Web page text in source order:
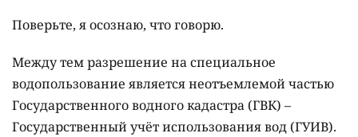
Поверьте, я осознаю, что говорю.
Между тем разрешение на специальное
водопользование является неотъемлемой частью
Государственного водного кадастра (ГВК) –
Государственный учёт использования вод (ГУИВ).